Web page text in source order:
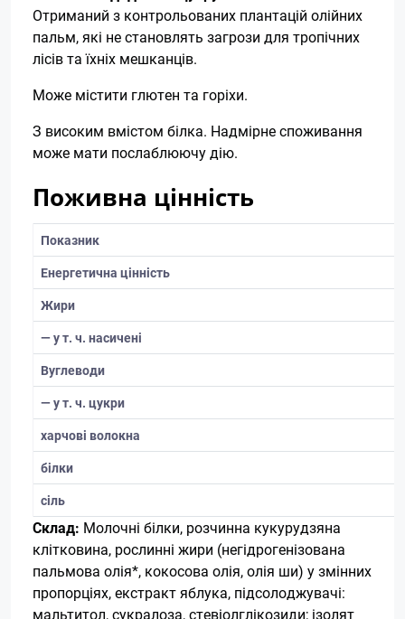
Отриманий з контрольованих плантацій олійних
пальм, які не становлять загрози для тропічних
лісів та їхніх мешканців.
Може містити глютен та горіхи.
З високим вмістом білка. Надмірне споживання
може мати послаблюючу дію.
Поживна цінність
Показник
Енергетична цінність
Жири
— у т. ч. насичені
Вуглеводи
— у т. ч. цукри
харчові волокна
білки
сіль
Склад: Молочні білки, розчинна кукурудзяна
клітковина, рослинні жири (негідрогенізована
пальмова олія*, кокосова олія, олія ши) у змінних
пропорціях, екстракт яблука, підсолоджувачі:
мальтитол, сукралоза, стевіолглікозиди; ізолят